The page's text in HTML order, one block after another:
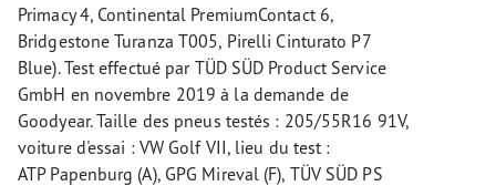
Primacy 4, Continental PremiumContact 6,
Bridgestone Turanza T005, Pirelli Cinturato P7
Blue). Test effectué par TÜD SÜD Product Service
GmbH en novembre 2019 à la demande de
Goodyear. Taille des pneus testés : 205/55R16 91V,
voiture d'essai : VW Golf VII, lieu du test :
ATP Papenburg (A), GPG Mireval (F), TÜV SÜD PS